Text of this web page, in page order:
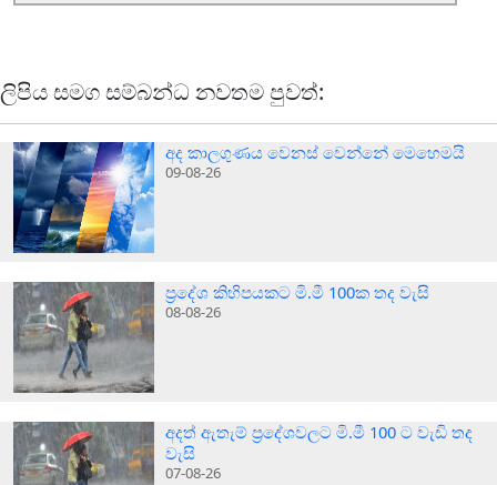
ලිපිය සමග සම්බන්ධ නවතම පුවත්:
අද කාලගුණය වෙනස් වෙන්නේ මෙහෙමයි
09-08-26
ප්‍රදේශ කිහිපයකට මි.මී 100ක තද වැසි
08-08-26
අදත් ඇතැම් ප්‍රදේශවලට මි.මී 100 ට වැඩි තද
වැසි
07-08-26